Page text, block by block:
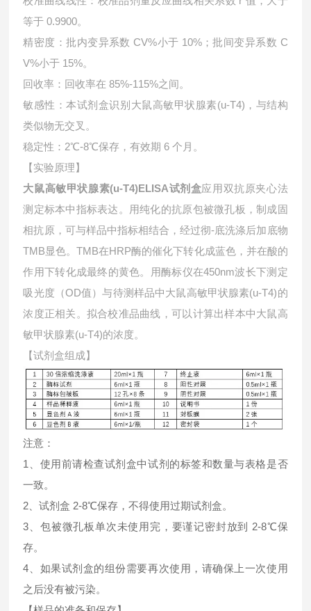
等于 0.9900。
精密度：批内变异系数 CV%小于 10%；批间变异系数 C
V%小于 15%。
回收率：回收率在 85%-115%之间。
敏感性：本试剂盒识别 大鼠高敏甲状腺素(u-T4) ，与结构
类似物无交叉。
稳定性：2℃-8℃保存，有效期 6 个月。
【实验原理】
大鼠高敏甲状腺素(u-T4)ELISA试剂盒应用双抗原夹心法
测定标本中指标表达。用纯化的抗原包被微孔板，制成固
相抗原，可与样品中指标相结合，经过彻-底洗涤后加底物
TMB显色。TMB在HRP酶的催化下转化成蓝色，并在酸的
作用下转化成最终的黄色。用酶标仪在450nm波长下测定
吸光度（OD值）与待测样品中大鼠高敏甲状腺素(u-T4)的
浓度正相关。拟合校准品曲线，可以计算出样本中大鼠高
敏甲状腺素(u-T4)的浓度。
【试剂盒组成】
注意：
1、使用前请检查试剂盒中试剂的标签和数量与表格是否
一致。
2、试剂盒 2-8℃保存，不得使用过期试剂盒。
3、包被微孔板单次未使用完，要谨记密封放到 2-8℃保
存。
4、如果试剂盒的组份需要再次使用，请确保上一次使用
之后没有被污染。